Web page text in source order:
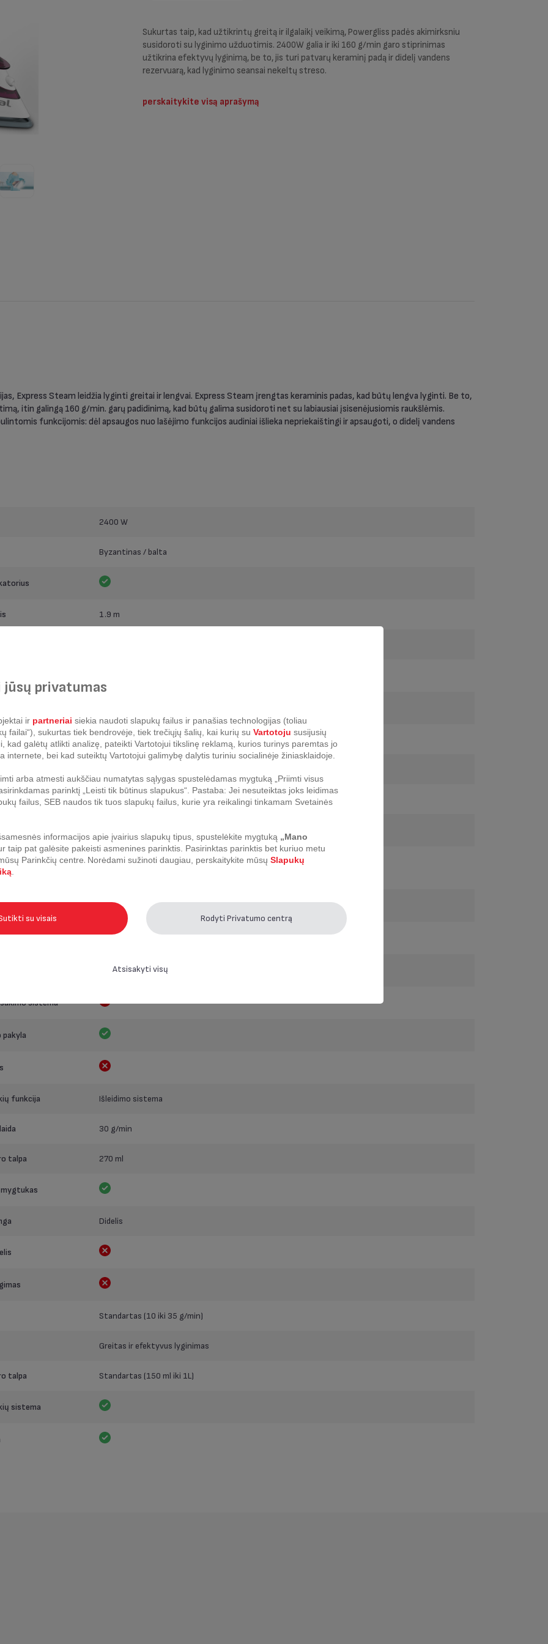
Sukurtas taip, kad užtikrintų greitą ir ilgalaikį veikimą, Powergliss padės akimirksniu
susidoroti su lyginimo užduotimis. 2400W galia ir iki 160 g/min garo stiprinimas
užtikrina efektyvų lyginimą, be to, jis turi patvarų keraminį padą ir didelį vandens
rezervuarą, kad lyginimo seansai nekeltų streso.
perskaitykite visą aprašymą
Express Steam leidžia lyginti greitai ir lengvai. Express Steam įrengtas keraminis padas, kad būtų lengva lyginti. Be to,
itin galingą 160 g/min. garų padidinimą, kad būtų galima susidoroti net su labiausiai įsisenėjusiomis raukšlėmis.
funkcijomis: dėl apsaugos nuo lašėjimo funkcijos audiniai išlieka nepriekaištingi ir apsaugoti, o didelį vandens
2400 W
Byzantinas / balta
1.9 m
nustatymas Automatinis garas
sklidimas Galiukas, šonas ir vidurys
srauto pado
sistema
funkcija Išleidimo sistema
30 g/min
talpa 270 ml
Didelis
Standartas (10 iki 35 g/min)
Greitas ir efektyvus lyginimas
talpa Standartas (150 ml iki 1L)
sistema
jūsų privatumas
ir partneriai siekia naudoti slapukų failus ir panašias technologijas (toliau
failai“), sukurtas tiek bendrovėje, tiek trečiųjų šalių, kai kurių su Vartotoju susijusių
kad galėtų atlikti analizę, pateikti Vartotojui tikslinę reklamą, kurios turinys paremtas jo
internete, bei kad suteiktų Vartotojui galimybę dalytis turiniu socialinėje žiniasklaidoje.
arba atmesti aukščiau numatytas sąlygas spustelėdamas mygtuką „Priimti visus
parinktį „Leisti tik būtinus slapukus“. Pastaba: Jei nesuteiktas joks leidimas
failus, SEB naudos tik tuos slapukų failus, kurie yra reikalingi tinkamam Svetainės
informacijos apie įvairius slapukų tipus, spustelėkite mygtuką „Mano
taip pat galėsite pakeisti asmenines parinktis. Pasirinktas parinktis bet kuriuo metu
Parinkčių centre. Norėdami sužinoti daugiau, perskaitykite mūsų Slapukų
su visais Rodyti Privatumo centrą
Atsisakyti visų